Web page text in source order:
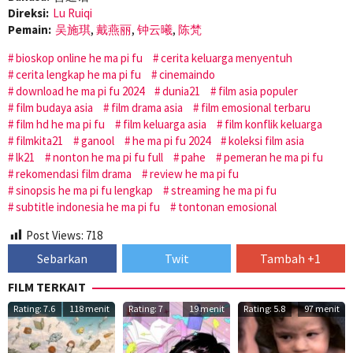
Direksi: Lu Ruiqi
Pemain: 吴施琪, 戴燕丽, 钟云曦, 陈梵
bioskop online he ma pi fu
cerita keluarga menyentuh
cerita lengkap he ma pi fu
cinemaindo
download he ma pi fu 2024
dunia21
film asia populer
film budaya asia
film drama asia
film emosional terbaru
film hd he ma pi fu
film keluarga asia
film konflik keluarga
filmkita21
ganool he ma pi fu 2024
koleksi film asia
lk21
nonton he ma pi fu full pahe
pemeran he ma pi fu
rekomendasi film drama
review he ma pi fu
sinopsis he ma pi fu lengkap
streaming he ma pi fu
subtitle indonesia he ma pi fu
tontonan emosional
Post Views: 718
Sebarkan Twit
Tambah +1
FILM TERKAIT
Rating: 7.6 118 menit Rating: 7 19 menit Rating: 5.8 97 menit